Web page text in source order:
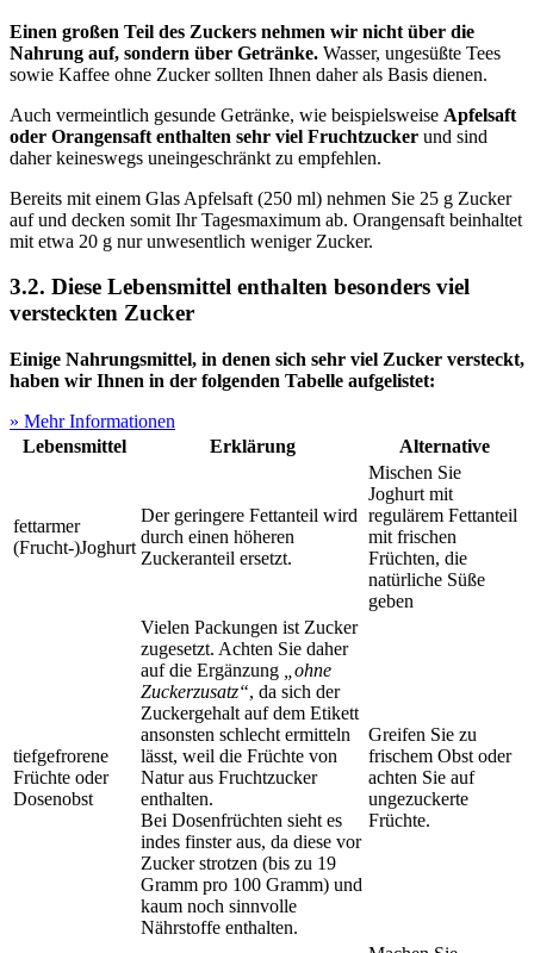
Einen großen Teil des Zuckers nehmen wir nicht über die
Nahrung auf, sondern über Getränke. Wasser, ungesüßte Tees
sowie Kaffee ohne Zucker sollten Ihnen daher als Basis dienen.
Auch vermeintlich gesunde Getränke, wie beispielsweise Apfelsaft
oder Orangensaft enthalten sehr viel Fruchtzucker und sind
daher keineswegs uneingeschränkt zu empfehlen.
Bereits mit einem Glas Apfelsaft (250 ml) nehmen Sie 25 g Zucker
auf und decken somit Ihr Tagesmaximum ab. Orangensaft beinhaltet
mit etwa 20 g nur unwesentlich weniger Zucker.
3.2. Diese Lebensmittel enthalten besonders viel
versteckten Zucker
Einige Nahrungsmittel, in denen sich sehr viel Zucker versteckt,
haben wir Ihnen in der folgenden Tabelle aufgelistet:
» Mehr Informationen
Lebensmittel
Erklärung Alternative
fettarmer
(Frucht-)Joghurt
Der geringere Fettanteil wird
durch einen höheren
Zuckeranteil ersetzt.
Mischen Sie
Joghurt mit
regulärem Fettanteil
mit frischen
Früchten, die
natürliche Süße
geben
tiefgefrorene
Früchte oder
Dosenobst
Vielen Packungen ist Zucker
zugesetzt. Achten Sie daher
auf die Ergänzung
„ohne
Zuckerzusatz“, da sich der
Zuckergehalt auf dem Etikett
ansonsten schlecht ermitteln
lässt, weil die Früchte von
Natur aus Fruchtzucker
enthalten.
Bei Dosenfrüchten sieht es
indes finster aus, da diese vor
Zucker strotzen (bis zu 19
Gramm pro 100 Gramm) und
kaum noch sinnvolle
Nährstoffe enthalten.
Greifen Sie zu
frischem Obst oder
achten Sie auf
ungezuckerte
Früchte.